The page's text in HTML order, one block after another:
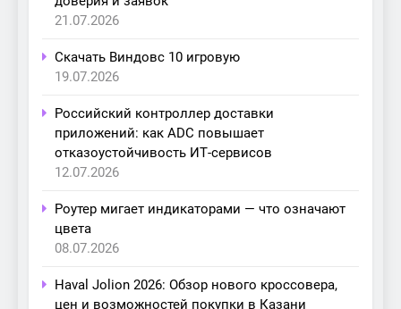
21.07.2026
Скачать Виндовс 10 игровую
19.07.2026
Российский контроллер доставки
приложений: как ADC повышает
отказоустойчивость ИТ-сервисов
12.07.2026
Роутер мигает индикаторами — что означают
цвета
08.07.2026
Haval Jolion 2026: Обзор нового кроссовера,
цен и возможностей покупки в Казани